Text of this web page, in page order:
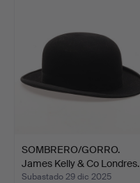
SOMBRERO/GORRO.
James Kelly & Co Londres.
Subastado 29 dic 2025